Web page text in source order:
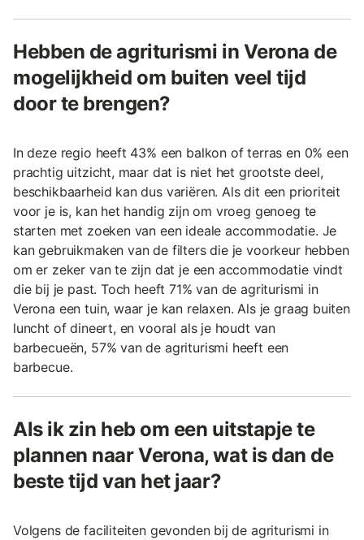
Hebben de agriturismi in Verona de
mogelijkheid om buiten veel tijd
door te brengen?
In deze regio heeft 43% een balkon of terras en 0% een
prachtig uitzicht, maar dat is niet het grootste deel,
beschikbaarheid kan dus variëren. Als dit een prioriteit
voor je is, kan het handig zijn om vroeg genoeg te
starten met zoeken van een ideale accommodatie. Je
kan gebruikmaken van de filters die je voorkeur hebben
om er zeker van te zijn dat je een accommodatie vindt
die bij je past. Toch heeft 71% van de agriturismi in
Verona een tuin, waar je kan relaxen. Als je graag buiten
luncht of dineert, en vooral als je houdt van
barbecueën, 57% van de agriturismi heeft een
barbecue.
Als ik zin heb om een uitstapje te
plannen naar Verona, wat is dan de
beste tijd van het jaar?
Volgens de faciliteiten gevonden bij de agriturismi in